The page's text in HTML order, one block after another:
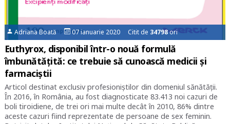
Adriana Boată 07 ianuarie 2020 Citit de 34798ori
Euthyrox, disponibil într-o nouă formulă
îmbunătățită: ce trebuie să cunoască medicii și
farmaciștii
Articol destinat exclusiv profesioniștilor din domeniul sănătății.
În 2016, în România, au fost diagnosticate 83.413 noi cazuri de
boli tiroidiene, de trei ori mai multe decât în 2010, 86% dintre
aceste cazuri fiind reprezentate de persoane de sex feminin.